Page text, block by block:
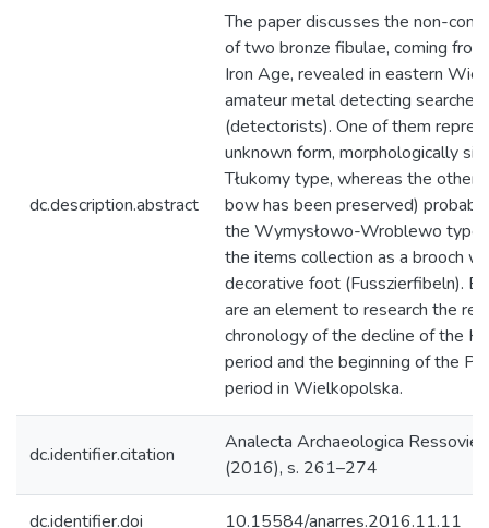
dc.description.abstract
The paper discusses the non-
of two bronze fibulae, coming
Iron Age, revealed in eastern
amateur metal detecting searchers
(detectorists). One of them
unknown form, morphologically
Tłukomy type, whereas the other
bow has been preserved)
the Wymysłowo-Wroblewo type,
the items collection as a brooch
decorative foot (Fusszierfibeln).
are an element to research the
chronology of the decline of the
period and the beginning of the
period in Wielkopolska.
dc.identifier.citation
Ana­lecta Archa­eolo­gica
(2016), s. 261–274
dc.identifier.doi 10.15584/anarres.2016.11.11